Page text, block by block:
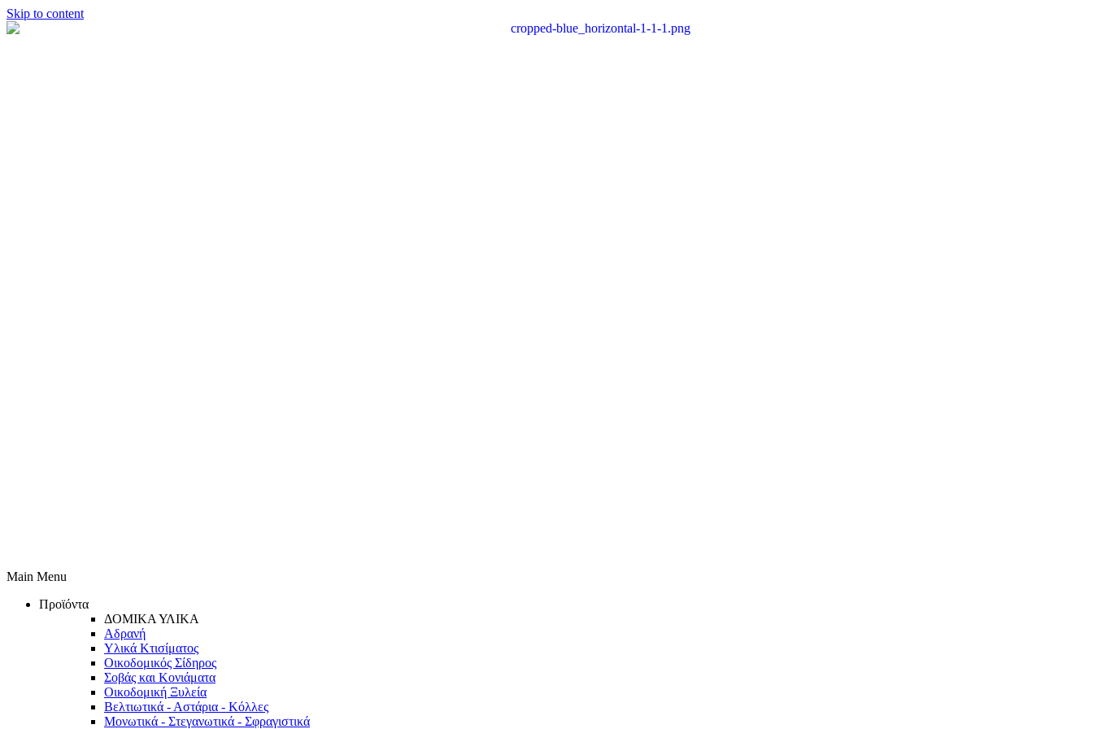
Skip to content
Main Menu
Προϊόντα
ΔΟΜΙΚΑ ΥΛΙΚΑ
Αδρανή
Υλικά Κτισίματος
Οικοδομικός Σίδηρος
Σοβάς και Κονιάματα
Οικοδομική Ξυλεία
Βελτιωτικά - Αστάρια - Κόλλες
Μονωτικά - Στεγανωτικά - Σφραγιστικά